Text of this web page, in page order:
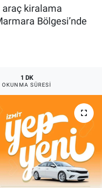
araç kiralama
Bölgesi’nde
1 DK
OKUNMA SÜRESI